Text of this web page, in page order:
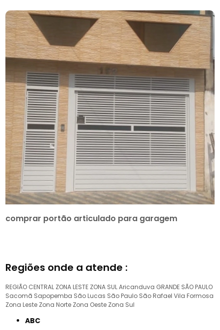
comprar portão articulado para garagem
Regiões onde a atende :
REGIÃO CENTRAL ZONA LESTE ZONA SULAricanduva GRANDE SÃO PAULO
Sacomã Sapopemba São Lucas São Paulo São Rafael Vila Formosa
Zona Leste Zona Norte Zona Oeste Zona Sul
ABC